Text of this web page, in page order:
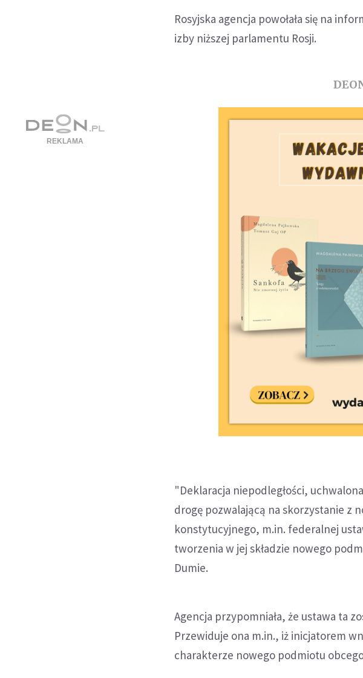
Rosyjska agencja powołała się na
izby niższej parlamentu Rosji.
"Deklaracja niepodległości,
drogę pozwalającą na skorzystanie z
konstytucyjnego, m.in. federalnej
tworzenia w jej składzie nowego
Dumie.
Agencja przypomniała, że ustawa ta
Przewiduje ona m.in., iż inicjatorem
charakterze nowego podmiotu